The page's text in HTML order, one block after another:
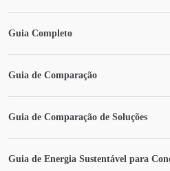
Guia Completo
Guia de Comparação
Guia de Comparação de Soluções
Guia de Energia Sustentável para